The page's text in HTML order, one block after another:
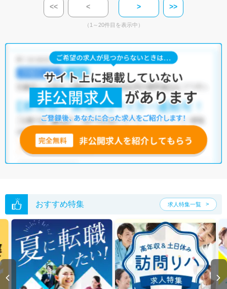
<< < > >>
（1～20件目を表示中）
おすすめ特集 求人特集一覧